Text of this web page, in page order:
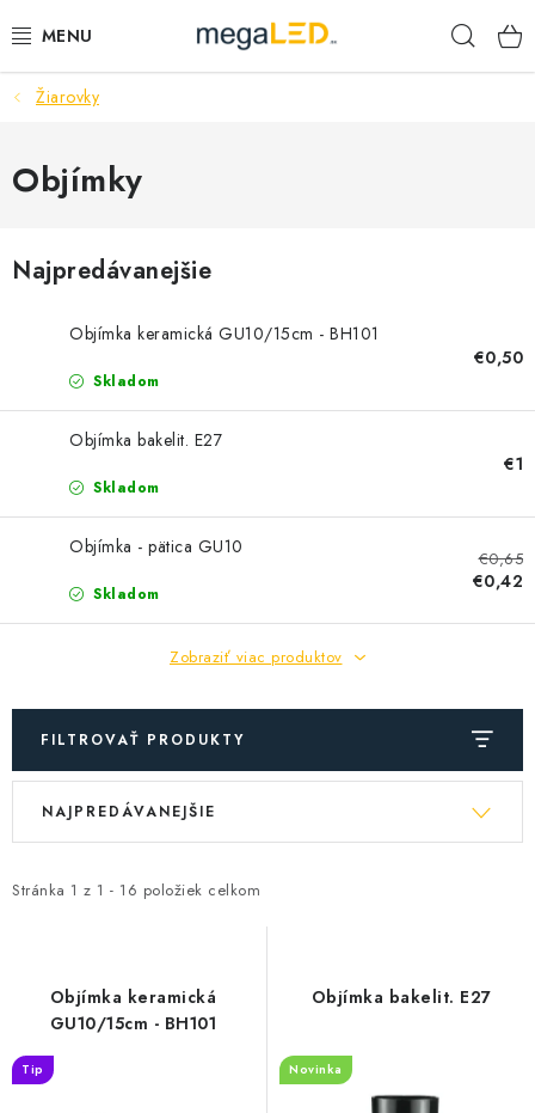
na
PRIEMYSEL
SVIETIDLÁ
PRACOVNÉ SVIETIDLÁ
ELEKTROMATERIÁL
VENTILÁTORY
SAMSUNG SVIETIDLÁ
SOLÁRNE SYSTÉMY
SEZÓNNE VÝPREDAJE POĽNOPOTREBY
DOM A ZÁHRADA
KONTAKTY
O NÁS - MEGALED & JANTON ZÁKAMENNÉ
O nás - MEGALED & JANTON Zákamenné
Zľavy pre profíkov
Hodnotenie obchodu
Žiarovky
Objímky
Najpredávanejšie
Objímka keramická GU10/15cm - BH101
Skladom
€0,50
Objímka bakelit. E27
Skladom
€1
Objímka - pätica GU10
Skladom
€0,65
€0,42
Zobraziť viac produktov
FILTROVAŤ PRODUKTY
V
i
d
u
Stránka 1 z 1 - 16 položiek celkom
R
e
r
o
NAJPREDÁVANEJŠIE
Objímka keramická
GU10/15cm - BH101
Tip
Objímka bakelit. E27
Novinka